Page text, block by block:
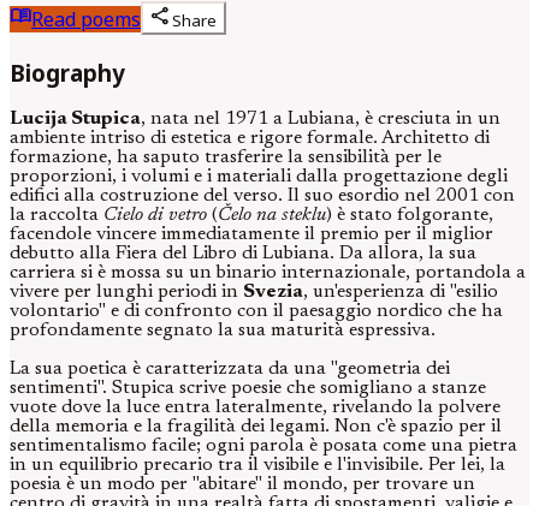
menu_bookRead poems shareShare
Biography
Lucija Stupica, nata nel 1971 a Lubiana, è cresciuta in un
ambiente intriso di estetica e rigore formale. Architetto di
formazione, ha saputo trasferire la sensibilità per le
proporzioni, i volumi e i materiali dalla progettazione degli
edifici alla costruzione del verso. Il suo esordio nel 2001 con
la raccolta Cielo di vetro (Čelo na steklu) è stato folgorante,
facendole vincere immediatamente il premio per il miglior
debutto alla Fiera del Libro di Lubiana. Da allora, la sua
carriera si è mossa su un binario internazionale, portandola a
vivere per lunghi periodi in Svezia, un'esperienza di "esilio
volontario" e di confronto con il paesaggio nordico che ha
profondamente segnato la sua maturità espressiva.
La sua poetica è caratterizzata da una "geometria dei
sentimenti". Stupica scrive poesie che somigliano a stanze
vuote dove la luce entra lateralmente, rivelando la polvere
della memoria e la fragilità dei legami. Non c'è spazio per il
sentimentalismo facile; ogni parola è posata come una pietra
in un equilibrio precario tra il visibile e l'invisibile. Per lei, la
poesia è un modo per "abitare" il mondo, per trovare un